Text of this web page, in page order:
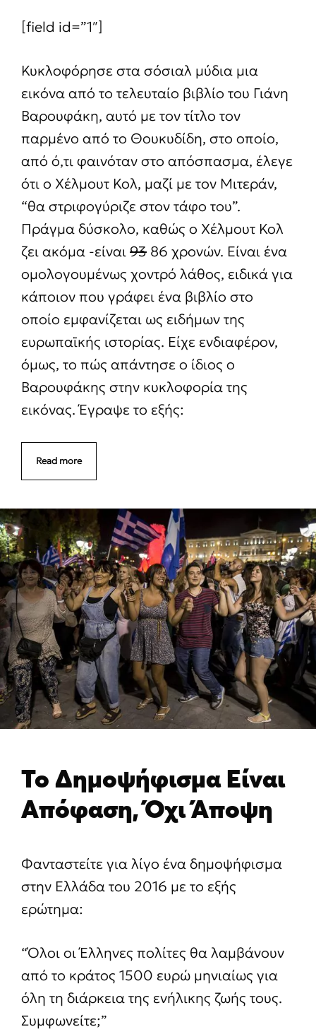
[field id=”1″]
Κυκλοφόρησε στα σόσιαλ μύδια μια
εικόνα από το τελευταίο βιβλίο του Γιάνη
Βαρουφάκη, αυτό με τον τίτλο τον
παρμένο από το Θουκυδίδη, στο οποίο,
από ό,τι φαινόταν στο απόσπασμα, έλεγε
ότι ο Χέλμουτ Κολ, μαζί με τον Μιτεράν,
“θα στριφογύριζε στον τάφο του”.
Πράγμα δύσκολο, καθώς ο Χέλμουτ Κολ
ζει ακόμα -είναι93 86 χρονών. Είναι ένα
ομολογουμένως χοντρό λάθος, ειδικά για
κάποιον που γράφει ένα βιβλίο στο
οποίο εμφανίζεται ως ειδήμων της
ευρωπαϊκής ιστορίας. Είχε ενδιαφέρον,
όμως, το πώς απάντησε ο ίδιος ο
Βαρουφάκης στην κυκλοφορία της
εικόνας. Έγραψε το εξής:
Read more
Το Δημοψήφισμα Είναι
Απόφαση, Όχι Άποψη
Φανταστείτε για λίγο ένα δημοψήφισμα
στην Ελλάδα του 2016 με το εξής
ερώτημα:
“Όλοι οι Έλληνες πολίτες θα λαμβάνουν
από το κράτος 1500 ευρώ μηνιαίως για
όλη τη διάρκεια της ενήλικης ζωής τους.
Συμφωνείτε;”